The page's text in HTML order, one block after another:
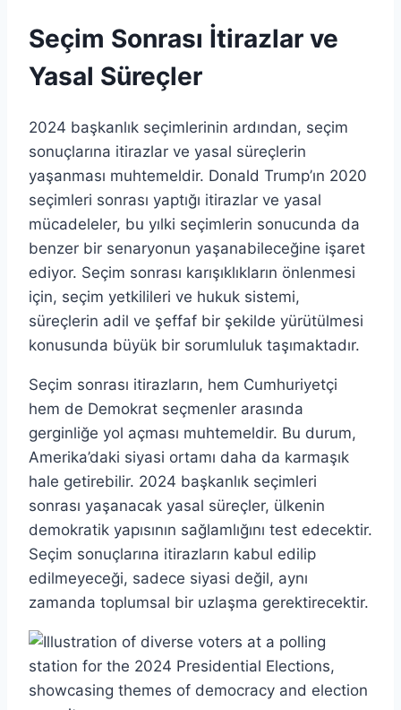
Seçim Sonrası İtirazlar ve
Yasal Süreçler
2024 başkanlık seçimlerinin ardından, seçim
sonuçlarına itirazlar ve yasal süreçlerin
yaşanması muhtemeldir. Donald Trump’ın 2020
seçimleri sonrası yaptığı itirazlar ve yasal
mücadeleler, bu yılki seçimlerin sonucunda da
benzer bir senaryonun yaşanabileceğine işaret
ediyor. Seçim sonrası karışıklıkların önlenmesi
için, seçim yetkilileri ve hukuk sistemi,
süreçlerin adil ve şeffaf bir şekilde yürütülmesi
konusunda büyük bir sorumluluk taşımaktadır.
Seçim sonrası itirazların, hem Cumhuriyetçi
hem de Demokrat seçmenler arasında
gerginliğe yol açması muhtemeldir. Bu durum,
Amerika’daki siyasi ortamı daha da karmaşık
hale getirebilir. 2024 başkanlık seçimleri
sonrası yaşanacak yasal süreçler, ülkenin
demokratik yapısının sağlamlığını test edecektir.
Seçim sonuçlarına itirazların kabul edilip
edilmeyeceği, sadece siyasi değil, aynı
zamanda toplumsal bir uzlaşma gerektirecektir.